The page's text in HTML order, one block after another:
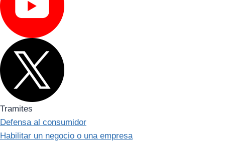
Tramites
Defensa al consumidor
Habilitar un negocio o una empresa